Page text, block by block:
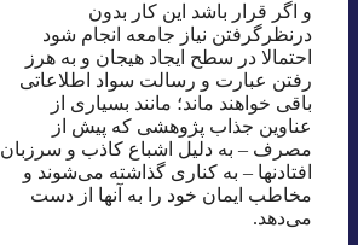
و اگر قرار باشد این کار بدون
درنظرگرفتن نیاز جامعه انجام شود
احتمالا در سطح ایجاد هیجان و به هرز
رفتن عبارت و رسالت سواد اطلاعاتی
باقی خواهند ماند؛ مانند بسیاری از
عناوین جذاب پژوهشی که پیش از
مصرف – به دلیل اشباع کاذب و سرزبان
افتادنها – به کناری گذاشته می‌شوند و
مخاطب ایمان خود را به آنها از دست
می‌دهد.